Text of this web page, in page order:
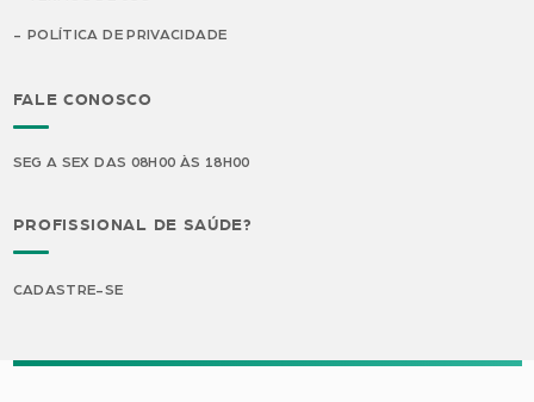
POLÍTICA DE PRIVACIDADE
FALE CONOSCO
SEG A SEX DAS 08H00 ÀS 18H00
PROFISSIONAL DE SAÚDE?
CADASTRE-SE